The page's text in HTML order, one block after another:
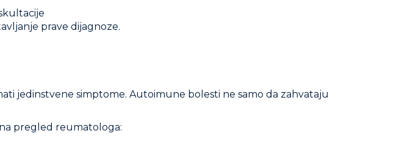
prave dijagnoze.
jedinstvene simptome. Autoimune bolesti ne samo da zahvataju
pregled reumatologa: